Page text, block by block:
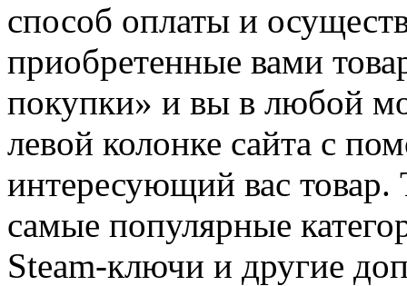
способ оплаты и
приобретенные вами
покупки» и вы в любой
левой колонке сайта с
интересующий вас
самые популярные
Steam-ключи и другие